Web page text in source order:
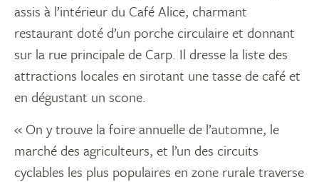
assis à l’intérieur du Café Alice, charmant
restaurant doté d’un porche circulaire et donnant
sur la rue principale de Carp. Il dresse la liste des
attractions locales en sirotant une tasse de café et
en dégustant un scone.
« On y trouve la foire annuelle de l’automne, le
marché des agriculteurs, et l’un des circuits
cyclables les plus populaires en zone rurale traverse